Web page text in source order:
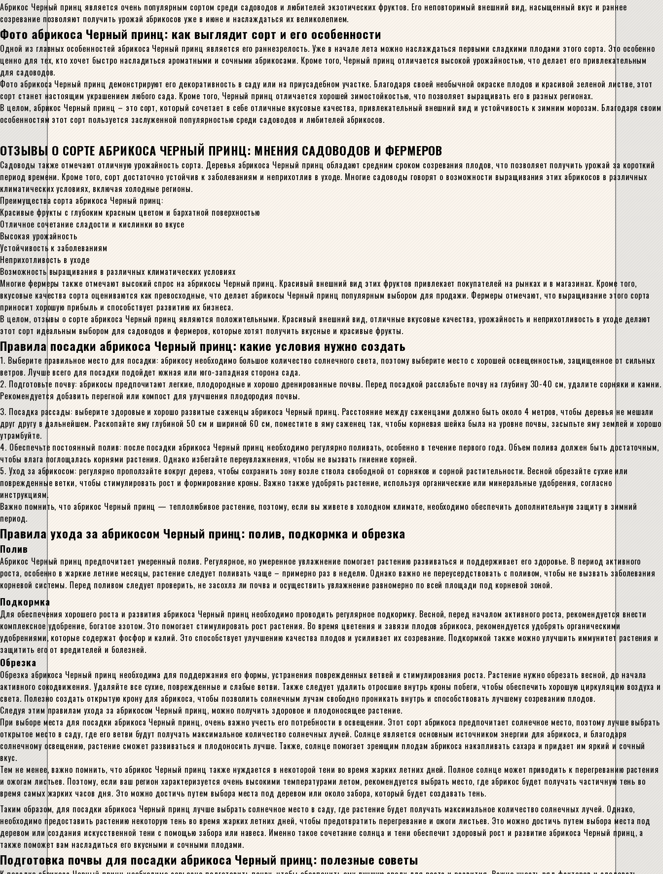
Абрикос Черный принц является очень популярным сортом среди садоводов и любителей экзотических фруктов. Его неповторимый внешний вид, насыщенный вкус и раннее
созревание позволяют получить урожай абрикосов уже в июне и наслаждаться их великолепием.
Фото абрикоса Черный принц: как выглядит сорт и его особенности
Одной из главных особенностей абрикоса Черный принц является его раннезрелость. Уже в начале лета можно наслаждаться первыми сладкими плодами этого сорта. Это особенно
ценно для тех, кто хочет быстро насладиться ароматными и сочными абрикосами. Кроме того, Черный принц отличается высокой урожайностью, что делает его привлекательным
для садоводов.
Фото абрикоса Черный принц демонстрируют его декоративность в саду или на приусадебном участке. Благодаря своей необычной окраске плодов и красивой зеленой листве, этот
сорт станет настоящим украшением любого сада. Кроме того, Черный принц отличается хорошей зимостойкостью, что позволяет выращивать его в разных регионах.
В целом, абрикос Черный принц – это сорт, который сочетает в себе отличные вкусовые качества, привлекательный внешний вид и устойчивость к зимним морозам. Благодаря своим
особенностям этот сорт пользуется заслуженной популярностью среди садоводов и любителей абрикосов.
ОТЗЫВЫ О СОРТЕ АБРИКОСА ЧЕРНЫЙ ПРИНЦ: МНЕНИЯ САДОВОДОВ И ФЕРМЕРОВ
Садоводы также отмечают отличную урожайность сорта. Деревья абрикоса Черный принц обладают средним сроком созревания плодов, что позволяет получить урожай за короткий
период времени. Кроме того, сорт достаточно устойчив к заболеваниям и неприхотлив в уходе. Многие садоводы говорят о возможности выращивания этих абрикосов в различных
климатических условиях, включая холодные регионы.
Преимущества сорта абрикоса Черный принц:
Красивые фрукты с глубоким красным цветом и бархатной поверхностью
Отличное сочетание сладости и кислинки во вкусе
Высокая урожайность
Устойчивость к заболеваниям
Неприхотливость в уходе
Возможность выращивания в различных климатических условиях
Многие фермеры также отмечают высокий спрос на абрикосы Черный принц. Красивый внешний вид этих фруктов привлекает покупателей на рынках и в магазинах. Кроме того,
вкусовые качества сорта оцениваются как превосходные, что делает абрикосы Черный принц популярным выбором для продажи. Фермеры отмечают, что выращивание этого сорта
приносит хорошую прибыль и способствует развитию их бизнеса.
В целом, отзывы о сорте абрикоса Черный принц являются положительными. Красивый внешний вид, отличные вкусовые качества, урожайность и неприхотливость в уходе делают
этот сорт идеальным выбором для садоводов и фермеров, которые хотят получить вкусные и красивые фрукты.
Правила посадки абрикоса Черный принц: какие условия нужно создать
1. Выберите правильное место для посадки: абрикосу необходимо большое количество солнечного света, поэтому выберите место с хорошей освещенностью, защищенное от сильных
ветров. Лучше всего для посадки подойдет южная или юго-западная сторона сада.
2. Подготовьте почву: абрикосы предпочитают легкие, плодородные и хорошо дренированные почвы. Перед посадкой расслабьте почву на глубину 30-40 см, удалите сорняки и камни.
Рекомендуется добавить перегной или компост для улучшения плодородия почвы.
3. Посадка рассады: выберите здоровые и хорошо развитые саженцы абрикоса Черный принц. Расстояние между саженцами должно быть около 4 метров, чтобы деревья не мешали
друг другу в дальнейшем. Раскопайте яму глубиной 50 см и шириной 60 см, поместите в яму саженец так, чтобы корневая шейка была на уровне почвы, засыпьте яму землей и хорошо
утрамбуйте.
4. Обеспечьте постоянный полив: после посадки абрикоса Черный принц необходимо регулярно поливать, особенно в течение первого года. Объем полива должен быть достаточным,
чтобы влага поглощалась корнями растения. Однако избегайте переувлажнения, чтобы не вызвать гниение корней.
5. Уход за абрикосом: регулярно проползайте вокруг дерева, чтобы сохранить зону возле ствола свободной от сорняков и сорной растительности. Весной обрезайте сухие или
поврежденные ветки, чтобы стимулировать рост и формирование кроны. Важно также удобрять растение, используя органические или минеральные удобрения, согласно
инструкциям.
Важно помнить, что абрикос Черный принц — теплолюбивое растение, поэтому, если вы живете в холодном климате, необходимо обеспечить дополнительную защиту в зимний
период.
Правила ухода за абрикосом Черный принц: полив, подкормка и обрезка
Полив
Абрикос Черный принц предпочитает умеренный полив. Регулярное, но умеренное увлажнение помогает растению развиваться и поддерживает его здоровье. В период активного
роста, особенно в жаркие летние месяцы, растение следует поливать чаще – примерно раз в неделю. Однако важно не переусердствовать с поливом, чтобы не вызвать заболевания
корневой системы. Перед поливом следует проверить, не засохла ли почва и осуществить увлажнение равномерно по всей площади под корневой зоной.
Подкормка
Для обеспечения хорошего роста и развития абрикоса Черный принц необходимо проводить регулярное подкормку. Весной, перед началом активного роста, рекомендуется внести
комплексное удобрение, богатое азотом. Это помогает стимулировать рост растения. Во время цветения и завязи плодов абрикоса, рекомендуется удобрять органическими
удобрениями, которые содержат фосфор и калий. Это способствует улучшению качества плодов и усиливает их созревание. Подкормкой также можно улучшить иммунитет растения и
защитить его от вредителей и болезней.
Обрезка
Обрезка абрикоса Черный принц необходима для поддержания его формы, устранения поврежденных ветвей и стимулирования роста. Растение нужно обрезать весной, до начала
активного сокодвижения. Удаляйте все сухие, поврежденные и слабые ветви. Также следует удалить отросшие внутрь кроны побеги, чтобы обеспечить хорошую циркуляцию воздуха и
света. Полезно создать открытую крону для абрикоса, чтобы позволить солнечным лучам свободно проникать внутрь и способствовать лучшему созреванию плодов.
Следуя этим правилам ухода за абрикосом Черный принц, можно получить здоровое и плодоносящее растение.
При выборе места для посадки абрикоса Черный принц, очень важно учесть его потребности в освещении. Этот сорт абрикоса предпочитает солнечное место, поэтому лучше выбрать
открытое место в саду, где его ветви будут получать максимальное количество солнечных лучей. Солнце является основным источником энергии для абрикоса, и благодаря
солнечному освещению, растение сможет развиваться и плодоносить лучше. Также, солнце помогает зреющим плодам абрикоса накапливать сахара и придает им яркий и сочный
вкус.
Тем не менее, важно помнить, что абрикос Черный принц также нуждается в некоторой тени во время жарких летних дней. Полное солнце может приводить к перегреванию растения
и ожогам листьев. Поэтому, если ваш регион характеризуется очень высокими температурами летом, рекомендуется выбрать место, где абрикос будет получать частичную тень во
время самых жарких часов дня. Это можно достичь путем выбора места под деревом или около забора, который будет создавать тень.
Таким образом, для посадки абрикоса Черный принц лучше выбрать солнечное место в саду, где растение будет получать максимальное количество солнечных лучей. Однако,
необходимо предоставить растению некоторую тень во время жарких летних дней, чтобы предотвратить перегревание и ожоги листьев. Это можно достичь путем выбора места под
деревом или создания искусственной тени с помощью забора или навеса. Именно такое сочетание солнца и тени обеспечит здоровый рост и развитие абрикоса Черный принц, а
также поможет вам насладиться его вкусными и сочными плодами.
Подготовка почвы для посадки абрикоса Черный принц: полезные советы